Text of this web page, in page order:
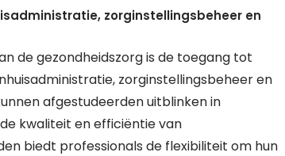
zorginstellingsbeheer en
de gezondheidszorg is de toegang tot
zorginstellingsbeheer en
afgestudeerden uitblinken in
kwaliteit en efficiëntie van
biedt professionals de flexibiliteit om hun